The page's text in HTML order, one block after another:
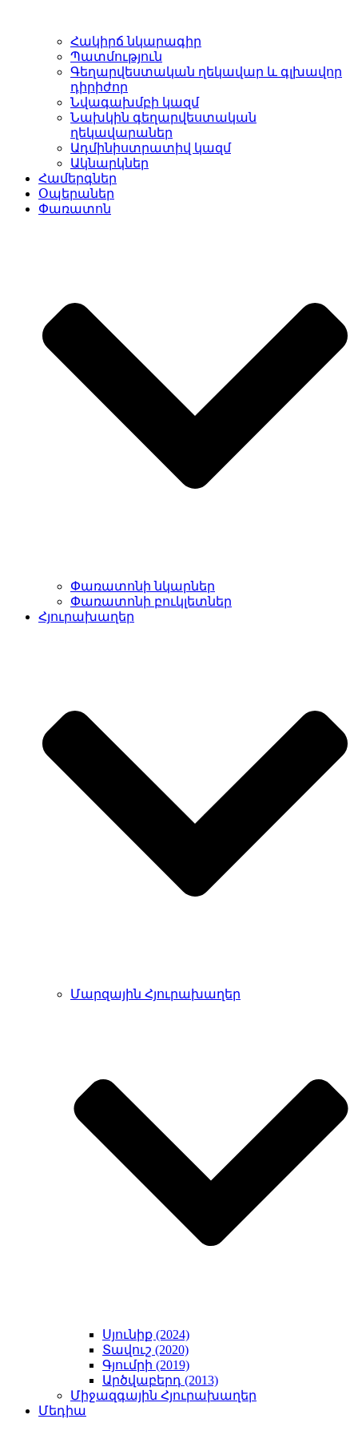
Հակիրճ նկարագիր
Պատմություն
Գեղարվեստական ղեկավար և գլխավոր
դիրիժոր
Նվագախմբի կազմ
Նախկին գեղարվեստական
ղեկավարաներ
Ադմինիստրատիվ կազմ
Ակնարկներ
Համերգներ
Օպերաներ
Փառատոն
Փառատոնի նկարներ
Փառատոնի բուկլետներ
Հյուրախաղեր
Մարզային Հյուրախաղեր
Սյունիք (2024)
Տավուշ (2020)
Գյումրի (2019)
Արծվաբերդ (2013)
Միջազգային Հյուրախաղեր
Մեդիա